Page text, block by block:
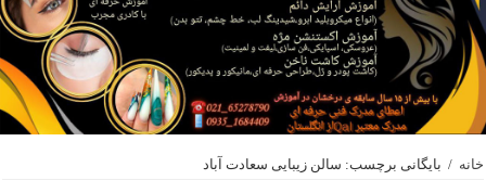
خانه / بایگانی برچسب: سالن زیبایی سعادت آباد